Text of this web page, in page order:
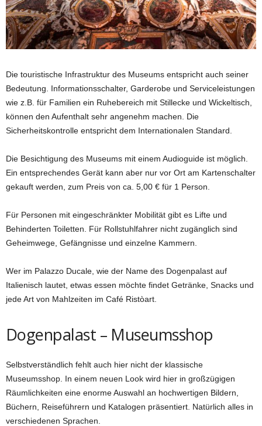
Die touristische Infrastruktur des Museums entspricht auch seiner
Bedeutung. Informationsschalter, Garderobe und Serviceleistungen
wie z.B. für Familien ein Ruhebereich mit Stillecke und Wickeltisch,
können den Aufenthalt sehr angenehm machen. Die
Sicherheitskontrolle entspricht dem Internationalen Standard.
Die Besichtigung des Museums mit einem Audioguide ist möglich.
Ein entsprechendes Gerät kann aber nur vor Ort am Kartenschalter
gekauft werden, zum Preis von ca. 5,00 € für 1 Person.
Für Personen mit eingeschränkter Mobilität gibt es Lifte und
Behinderten Toiletten. Für Rollstuhlfahrer nicht zugänglich sind
Geheimwege, Gefängnisse und einzelne Kammern.
Wer im Palazzo Ducale, wie der Name des Dogenpalast auf
Italienisch lautet, etwas essen möchte findet Getränke, Snacks und
jede Art von Mahlzeiten im Café Ristòart.
Dogenpalast – Museumsshop
Selbstverständlich fehlt auch hier nicht der klassische
Museumsshop. In einem neuen Look wird hier in großzügigen
Räumlichkeiten eine enorme Auswahl an hochwertigen Bildern,
Büchern, Reiseführern und Katalogen präsentiert. Natürlich alles in
verschiedenen Sprachen.